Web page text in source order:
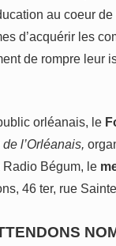
au coeur
d’acquérir les
de rompre leur
orléanais, le
l’Orléanais,
Bégum, le
46 ter, rue